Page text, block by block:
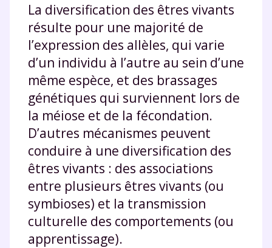
La diversification des êtres vivants
résulte pour une majorité de
l’expression des allèles, qui varie
d’un individu à l’autre au sein d’une
même espèce, et des brassages
génétiques qui surviennent lors de
la méiose et de la fécondation.
D’autres mécanismes peuvent
conduire à une diversification des
êtres vivants : des associations
entre plusieurs êtres vivants (ou
symbioses) et la transmission
culturelle des comportements (ou
apprentissage).